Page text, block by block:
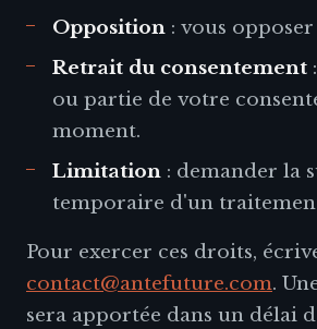
Opposition : vous
Retrait du consentement
ou partie de votre
moment.
Limitation : demander la
temporaire d'un
Pour exercer ces droits,
contact@antefuture.com.
sera apportée dans un délai